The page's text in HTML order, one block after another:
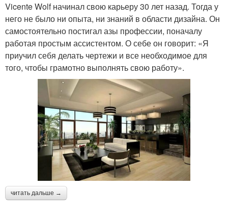
Vicente Wolf начинал свою карьеру 30 лет назад. Тогда у
него не было ни опыта, ни знаний в области дизайна. Он
самостоятельно постигал азы профессии, поначалу
работая простым ассистентом. О себе он говорит: «Я
приучил себя делать чертежи и все необходимое для
того, чтобы грамотно выполнять свою работу».
читать дальше →